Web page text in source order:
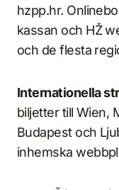
hzpp.hr.
kassan och HŽ
och de flesta
Internationella
biljetter till Wien,
Budapest och
inhemska